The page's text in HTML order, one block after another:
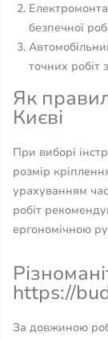
безпечної
точних робіт
Як
Києві
При виборі
розмір
урахуванням
робіт
ергономічною
https://
За довжиною